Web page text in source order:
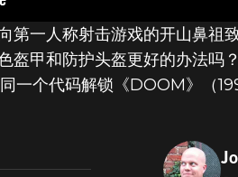
世界
第一人称射击游戏的开山鼻
盔甲和防护头盔更好的办法
个代码解锁《DOOM》（